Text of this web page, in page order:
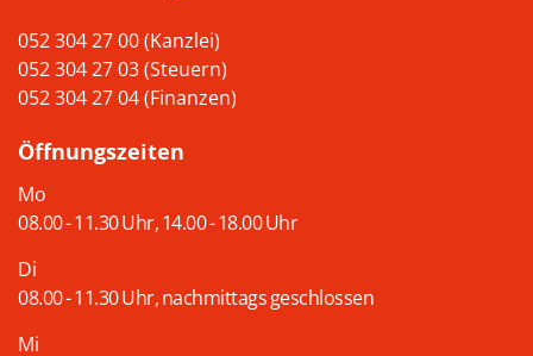
052 304 27 00 (Kanzlei)
052 304 27 03 (Steuern)
052 304 27 04 (Finanzen)
Öffnungszeiten
Mo
08.00 - 11.30 Uhr, 14.00 - 18.00 Uhr
Di
08.00 - 11.30 Uhr, nachmittags geschlossen
Mi